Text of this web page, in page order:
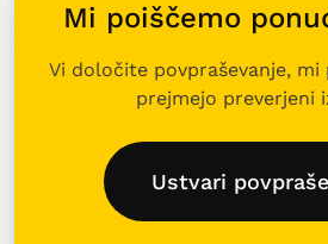
Mi poiščemo
Vi določite povpraševanje, mi
prejmejo preverjeni
Ustvari